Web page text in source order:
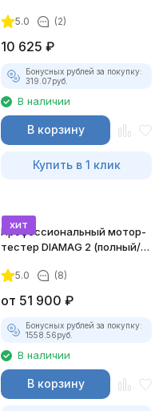
5.0 (2)
10 625 ₽
Бонусных рублей за покупку:
319.07руб.
В наличии
В корзину
Купить в 1 клик
хит
Профессиональный мотор-
тестер DIAMAG 2 (полный/
5.0 (8)
от 51 900 ₽
Бонусных рублей за покупку:
1558.56руб.
В наличии
В корзину